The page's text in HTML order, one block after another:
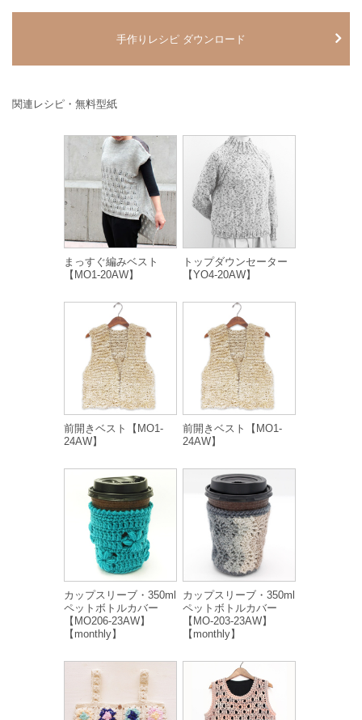
手作りレシピ ダウンロード
関連レシピ・無料型紙
まっすぐ編みベスト
【MO1-20AW】
トップダウンセーター
【YO4-20AW】
前開きベスト【MO1-
24AW】
前開きベスト【MO1-
24AW】
カップスリーブ・350ml
ペットボトルカバー
【MO206-23AW】
【monthly】
カップスリーブ・350ml
ペットボトルカバー
【MO-203-23AW】
【monthly】